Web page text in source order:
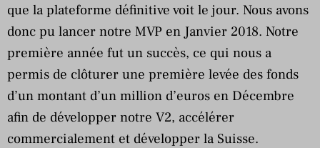
que la plateforme définitive voit le jour. Nous avons
donc pu lancer notre MVP en Janvier 2018. Notre
première année fut un succès, ce qui nous a
permis de clôturer une première levée des fonds
d’un montant d’un million d’euros en Décembre
afin de développer notre V2, accélérer
commercialement et développer la Suisse.